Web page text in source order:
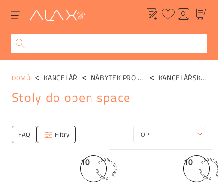
DOMŮ KANCELÁŘ NÁBYTEK PRO OPEN SPACE KANCELÁŘSKÉ STOLY
Stoly do open space
FAQ Filtry Seřadit
10 10